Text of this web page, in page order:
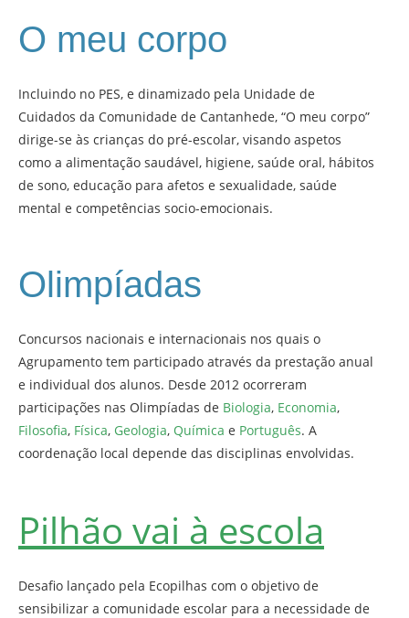
O meu corpo
Incluindo no PES, e dinamizado pela Unidade de
Cuidados da Comunidade de Cantanhede, “O meu corpo”
dirige-se às crianças do pré-escolar, visando aspetos
como a alimentação saudável, higiene, saúde oral, hábitos
de sono, educação para afetos e sexualidade, saúde
mental e competências socio-emocionais.
Olimpíadas
Concursos nacionais e internacionais nos quais o
Agrupamento tem participado através da prestação anual
e individual dos alunos. Desde 2012 ocorreram
participações nas Olimpíadas de Biologia, Economia,
Filosofia, Física, Geologia, Química e Português. A
coordenação local depende das disciplinas envolvidas.
Pilhão vai à escola
Desafio lançado pela Ecopilhas com o objetivo de
sensibilizar a comunidade escolar para a necessidade de